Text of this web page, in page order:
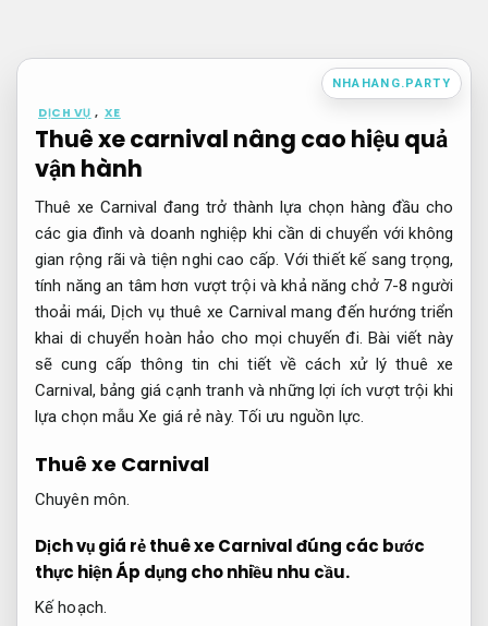
nội
NHAHANG.PARTY
DỊCH VỤ , XE
Thuê xe carnival nâng cao hiệu quả
vận hành
Thuê xe Carnival đang trở thành lựa chọn hàng đầu cho
các gia đình và doanh nghiệp khi cần di chuyển với không
gian rộng rãi và tiện nghi cao cấp. Với thiết kế sang trọng,
tính năng an tâm hơn vượt trội và khả năng chở 7-8 người
thoải mái, Dịch vụ thuê xe Carnival mang đến hướng triển
khai di chuyển hoàn hảo cho mọi chuyến đi. Bài viết này
sẽ cung cấp thông tin chi tiết về cách xử lý thuê xe
Carnival, bảng giá cạnh tranh và những lợi ích vượt trội khi
lựa chọn mẫu Xe giá rẻ này. Tối ưu nguồn lực.
Thuê xe Carnival
Chuyên môn.
Dịch vụ giá rẻ thuê xe Carnival đúng các bước
thực hiệnÁp dụng cho nhiều nhu cầu.
Kế hoạch.